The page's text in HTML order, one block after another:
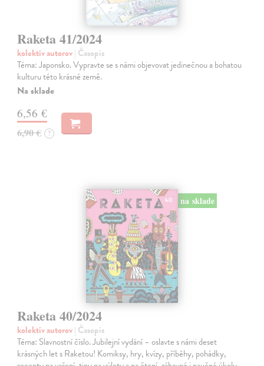
Raketa 41/2024
kolektív autorov| Časopis
Téma: Japonsko. Vypravte se s námi objevovat jedinečnou a bohatou
kulturu této krásné země.
Na sklade
6,56 €
6,90 € ?
na sklade
Raketa 40/2024
kolektív autorov| Časopis
Téma: Slavnostní číslo. Jubilejní vydání – oslavte s námi deset
krásných let s Raketou! Komiksy, hry, kvízy, příběhy, pohádky,